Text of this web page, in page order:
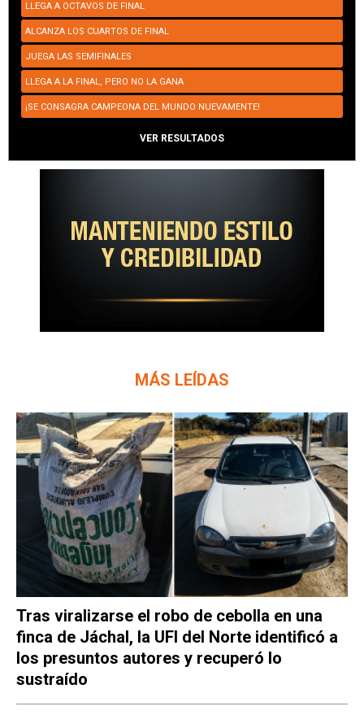
LLEGA A OCTAVOS DE FINAL
ALCANZA LOS CUARTOS DE FINAL
JUEGA LAS SEMIFINALES
LLEGA A LA FINAL, PERO NO LA GANA
¡SE CONSAGRA CAMPEONA DEL MUNDO NUEVAMENTE!
VER RESULTADOS
MÁS LEÍDAS
Tras viralizarse el robo de cebolla en una
finca de Jáchal, la UFI del Norte identificó a
los presuntos autores y recuperó lo
sustraído